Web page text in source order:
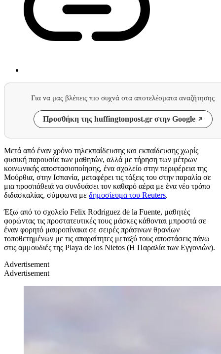
Για να μας βλέπεις πιο συχνά στα αποτελέσματα αναζήτησης
Προσθήκη της huffingtonpost.gr στην Google
Μετά από έναν χρόνο τηλεκπαίδευσης και εκπαίδευσης χωρίς
φυσική παρουσία των μαθητών, αλλά με τήρηση των μέτρων
κοινωνικής αποστασιοποίησης, ένα σχολείο στην περιφέρεια της
Μούρθια, στην Ισπανία, μεταφέρει τις τάξεις του στην παραλία σε
μια προσπάθειά να συνδυάσει τον καθαρό αέρα με ένα νέο τρόπο
διδασκαλίας, σύμφωνα με δημοσίευμα του Reuters.
Έξω από το σχολείο Felix Rodriguez de la Fuente, μαθητές
φορώντας τις προστατευτικές τους μάσκες κάθονται μπροστά σε
έναν φορητό μαυροπίνακα σε σειρές πράσινων θρανίων
τοποθετημένων με τις απαραίτητες μεταξύ τους αποστάσεις πάνω
στις αμμουδιές της Playa de los Nietos (Η Παραλία των Εγγονιών).
Advertisement
Advertisement